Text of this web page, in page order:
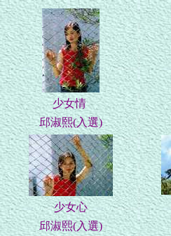
少女情
邱淑熙(入選)
少女心
邱淑熙(入選)